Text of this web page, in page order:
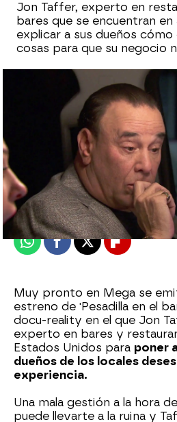
Jon Taffer, experto en
bares que se encuentran
explicar a sus dueños cómo
cosas para que su negocio
Publicado:17 de agosto de
WhatsappFacebook
X Flipboard
Muy pronto en Mega se
estreno de 'Pesadilla en el
docu-reality en el que Jon
experto en bares y
Estados Unidos para poner
dueños de los locales
experiencia.
Una mala gestión a la hora
puede llevarte a la ruina y